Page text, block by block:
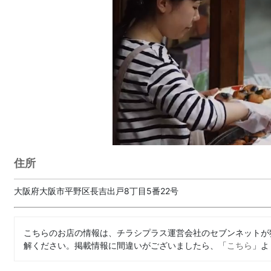
住所
大阪府大阪市平野区長吉出戸8丁目5番22号
こちらのお店の情報は、チラシプラス運営会社のセブンネット
解ください。掲載情報に間違いがございましたら、「こちら 」